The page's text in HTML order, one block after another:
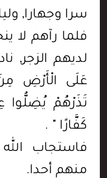
سرا وجهارا,
فلما رآهم لا
لديهم الزجر,
عَلَى الْأَرْضِ مِنَ
تَذَرْهُمْ يُضِلُّوا
كَفَّارًا " .
فاستجاب
منهم أحدا.